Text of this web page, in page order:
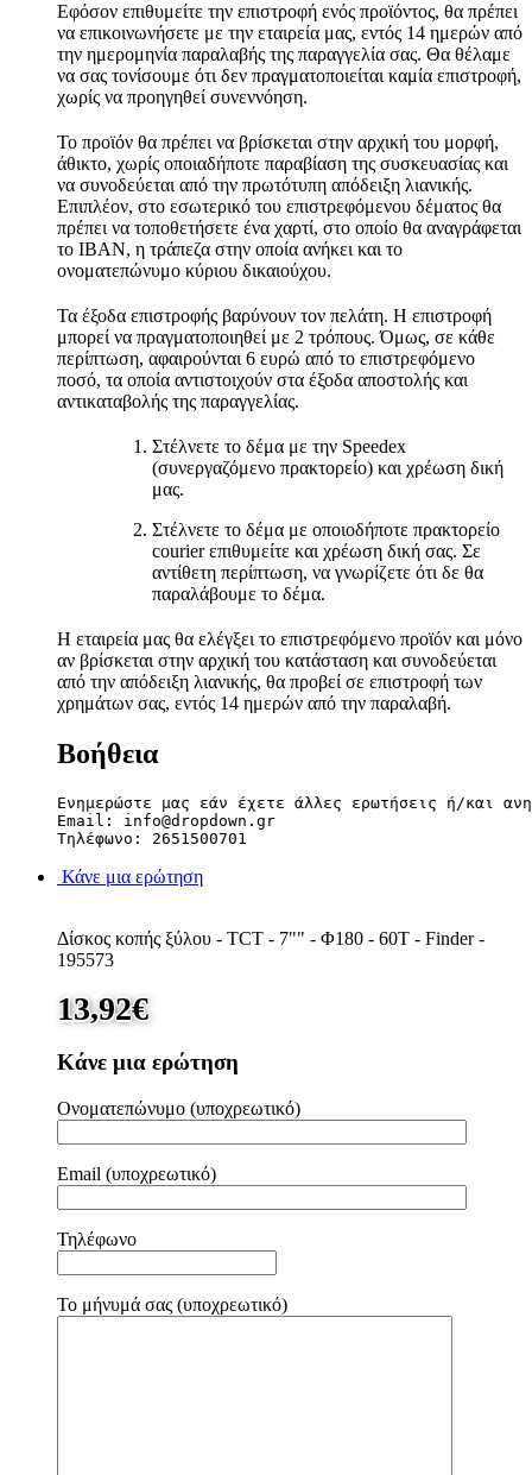
Εφόσον επιθυμείτε την επιστροφή ενός προϊόντος, θα πρέπει
να επικοινωνήσετε με την εταιρεία μας, εντός 14 ημερών από
την ημερομηνία παραλαβής της παραγγελία σας. Θα θέλαμε
να σας τονίσουμε ότι δεν πραγματοποιείται καμία επιστροφή,
χωρίς να προηγηθεί συνεννόηση.
Το προϊόν θα πρέπει να βρίσκεται στην αρχική του μορφή,
άθικτο, χωρίς οποιαδήποτε παραβίαση της συσκευασίας και
να συνοδεύεται από την πρωτότυπη απόδειξη λιανικής.
Επιπλέον, στο εσωτερικό του επιστρεφόμενου δέματος θα
πρέπει να τοποθετήσετε ένα χαρτί, στο οποίο θα αναγράφεται
το IBAN, η τράπεζα στην οποία ανήκει και το
ονοματεπώνυμο κύριου δικαιούχου.
Τα έξοδα επιστροφής βαρύνουν τον πελάτη. Η επιστροφή
μπορεί να πραγματοποιηθεί με 2 τρόπους. Όμως, σε κάθε
περίπτωση, αφαιρούνται 6 ευρώ από το επιστρεφόμενο
ποσό, τα οποία αντιστοιχούν στα έξοδα αποστολής και
αντικαταβολής της παραγγελίας.
Στέλνετε το δέμα με την Speedex
(συνεργαζόμενο πρακτορείο) και χρέωση δική
μας.
Στέλνετε το δέμα με οποιοδήποτε πρακτορείο
courier επιθυμείτε και χρέωση δική σας. Σε
αντίθετη περίπτωση, να γνωρίζετε ότι δε θα
παραλάβουμε το δέμα.
Η εταιρεία μας θα ελέγξει το επιστρεφόμενο προϊόν και μόνο
αν βρίσκεται στην αρχική του κατάσταση και συνοδεύεται
από την απόδειξη λιανικής, θα προβεί σε επιστροφή των
χρημάτων σας, εντός 14 ημερών από την παραλαβή.
Βοήθεια
Ενημερώστε μας εάν έχετε άλλες ερωτήσεις ή/και
Email: info@dropdown.gr
Τηλέφωνο: 2651500701
Κάνε μια ερώτηση
Δίσκος κοπής ξύλου - TCT - 7"" - Φ180 - 60T - Finder -
195573
13,92€
Κάνε μια ερώτηση
Ονοματεπώνυμο (υποχρεωτικό)
Email (υποχρεωτικό)
Τηλέφωνο
Το μήνυμά σας (υποχρεωτικό)